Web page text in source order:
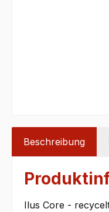
Beschreibung
Ilus Core -